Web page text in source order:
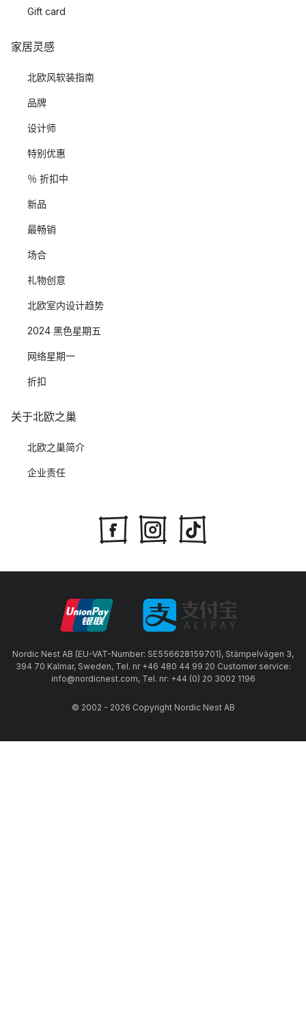
Gift card
家居灵感
北欧风软装指南
品牌
设计师
特别优惠
％ 折扣中
新品
最畅销
场合
礼物创意
北欧室内设计趋势
2024 黑色星期五
网络星期一
折扣
关于北欧之巢
北欧之巢简介
企业责任
Nordic Nest AB (EU-VAT-Number: SE556628159701), Stämpelvägen 3,
394 70 Kalmar, Sweden, Tel. nr +46 480 44 99 20 Customer service:
info@nordicnest.com, Tel. nr: +44 (0) 20 3002 1196
© 2002 - 2026 Copyright Nordic Nest AB